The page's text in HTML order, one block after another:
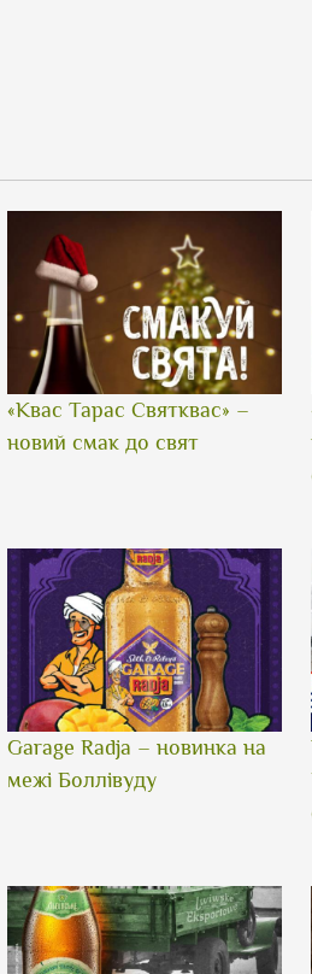
«Квас Тарас Святквас» –
новий смак до свят
Garage Radja – новинка на
межі Боллівуду